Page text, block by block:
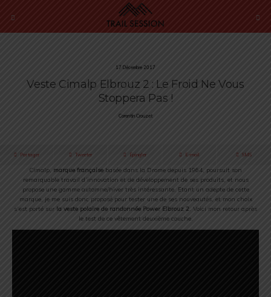
17 Décembre 2017
Veste Cimalp Elbrouz 2 : Le Froid Ne Vous
Stoppera Pas !
Corentin Crouzet
Partager Tweeter Épingler E-mail SMS
Cimalp, marque française basée dans la Drome depuis 1964, poursuit son
remarquable travail d’innovation et de développement de ses produits, et nous
propose une gamme automne/hiver très intéressante. Etant un adepte de cette
marque, je me suis donc proposé pour tester une de ses nouveautés, et mon choix
s’est porté sur la veste polaire de randonnée Power Elbrouz 2. Voici mon retour après
le test de ce vêtement deuxième couche.